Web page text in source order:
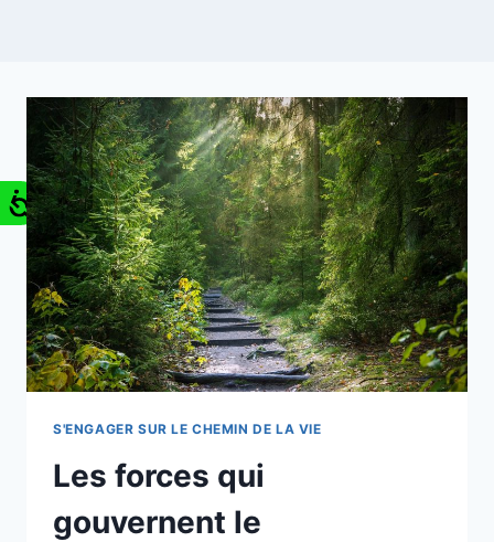
S'ENGAGER SUR LE CHEMIN DE LA VIE
Les forces qui
gouvernent le